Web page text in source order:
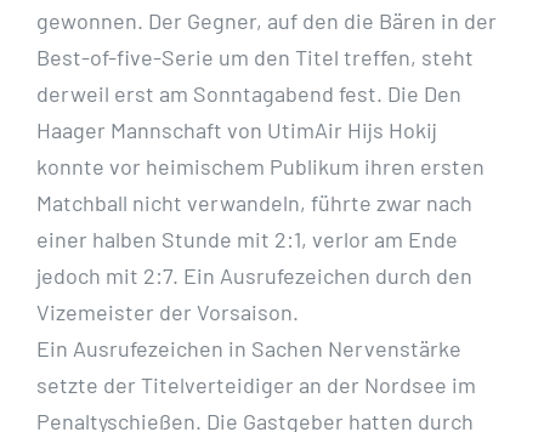
gewonnen. Der Gegner, auf den die Bären in der
Best-of-five-Serie um den Titel treffen, steht
derweil erst am Sonntagabend fest. Die Den
Haager Mannschaft von UtimAir Hijs Hokij
konnte vor heimischem Publikum ihren ersten
Matchball nicht verwandeln, führte zwar nach
einer halben Stunde mit 2:1, verlor am Ende
jedoch mit 2:7. Ein Ausrufezeichen durch den
Vizemeister der Vorsaison.
Ein Ausrufezeichen in Sachen Nervenstärke
setzte der Titelverteidiger an der Nordsee im
Penaltyschießen. Die Gastgeber hatten durch